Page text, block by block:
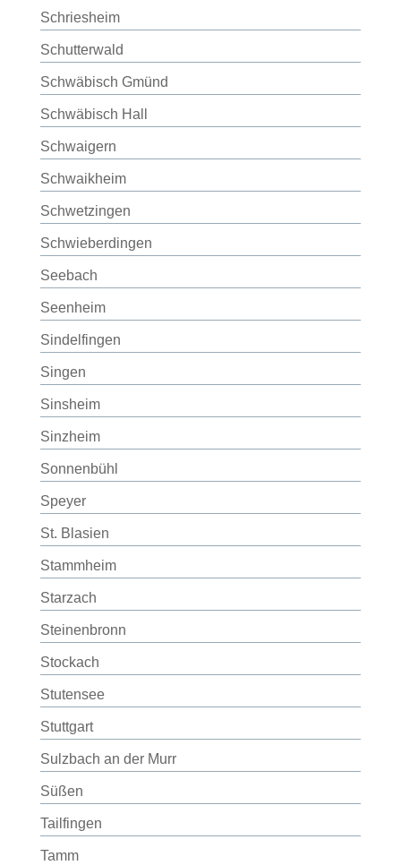
Schriesheim
Schutterwald
Schwäbisch Gmünd
Schwäbisch Hall
Schwaigern
Schwaikheim
Schwetzingen
Schwieberdingen
Seebach
Seenheim
Sindelfingen
Singen
Sinsheim
Sinzheim
Sonnenbühl
Speyer
St. Blasien
Stammheim
Starzach
Steinenbronn
Stockach
Stutensee
Stuttgart
Sulzbach an der Murr
Süßen
Tailfingen
Tamm